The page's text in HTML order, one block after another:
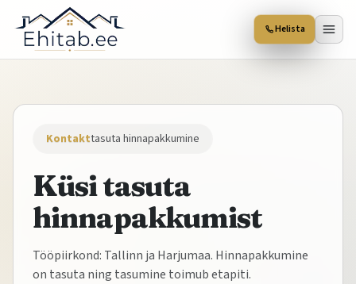
Helista
Kontakttasuta hinnapakkumine
Küsi tasuta
hinnapakkumist
Tööpiirkond: Tallinn ja Harjumaa. Hinnapakkumine
on tasuta ning tasumine toimub etapiti.